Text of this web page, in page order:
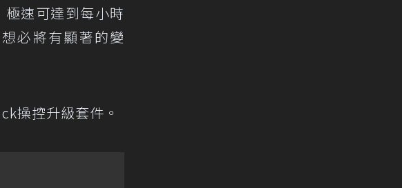
速可達到每小時
必將有顯著的變
操控升級套件。